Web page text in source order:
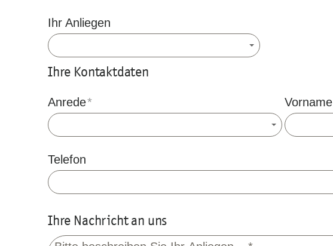
Ihr Anliegen
Ihre Kontaktdaten
Anrede* Vorname
Telefon
Ihre Nachricht an uns